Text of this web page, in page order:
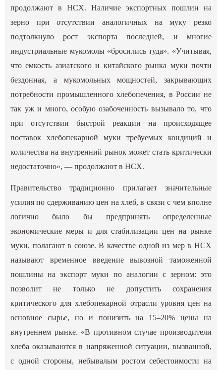
продолжают в НСХ. Наличие экспортных пошлин на
зерно при отсутствии аналогичных на муку резко
подтолкнуло рост экспорта последней, и многие
индустриальные мукомолы «бросились туда». «Учитывая,
что емкость азиатского и китайского рынка муки почти
бездонная, а мукомольных мощностей, закрывающих
потребности промышленного хлебопечения, в России не
так уж и много, особую озабоченность вызывало то, что
при отсутствии быстрой реакции на происходящее
поставок хлебопекарной муки требуемых кондиций и
количества на внутренний рынок может стать критически
недостаточно», — продолжают в НСХ.
Правительство традиционно прилагает значительные
усилия по сдерживанию цен на хлеб, в связи с чем вполне
логично было бы предпринять определенные
экономические меры и для стабилизации цен на рынке
муки, полагают в союзе. В качестве одной из мер в НСХ
называют временное введение вывозной таможенной
пошлины на экспорт муки по аналогии с зерном: это
позволит не только не допустить сохранения
критического для хлебопекарной отрасли уровня цен на
основное сырье, но и понизить на 15–20% цены на
внутреннем рынке. «В противном случае производители
хлеба оказываются в напряженной ситуации, вызванной,
с одной стороны, небывалым ростом себестоимости на